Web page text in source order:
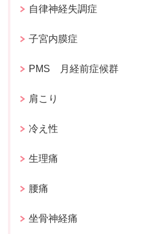
自律神経失調症
子宮内膜症
PMS 月経前症候群
肩こり
冷え性
生理痛
腰痛
坐骨神経痛